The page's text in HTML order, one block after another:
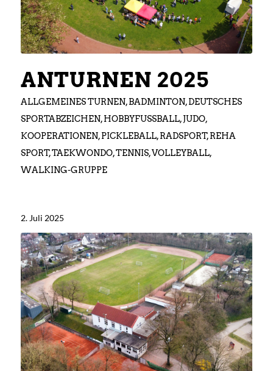
ANTURNEN 2025
ALLGEMEINES TURNEN,BADMINTON,DEUTSCHES
SPORTABZEICHEN,HOBBYFUSSBALL,JUDO,
KOOPERATIONEN,PICKLEBALL,RADSPORT,REHA
SPORT,TAEKWONDO,TENNIS,VOLLEYBALL,
WALKING-GRUPPE
2. Juli 2025